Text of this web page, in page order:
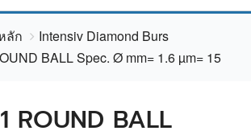
ลัก
Intensiv Diamond Burs
BALL Spec. Ø mm= 1.6 µm= 15
ROUND BALL